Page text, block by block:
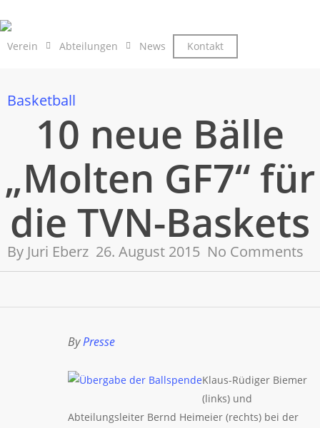
to
main
Verein Abteilungen News
Kontakt
Basketball
10 neue Bälle
„Molten GF7“ für
die TVN-Baskets
By Juri Eberz 26. August 2015 No Comments
ByPresse
Klaus-Rüdiger Biemer
(links) und
Abteilungsleiter Bernd Heimeier (rechts) bei der